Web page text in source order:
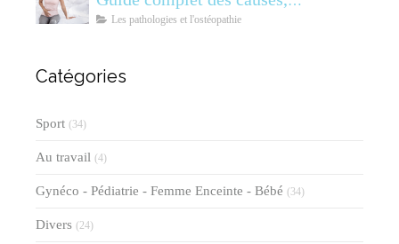
symptômes, diagnostic et
Les pathologies et l'ostéopathie
Catégories
Sport (34)
Au travail (4)
Gynéco - Pédiatrie - Femme Enceinte - Bébé (34)
Divers (24)